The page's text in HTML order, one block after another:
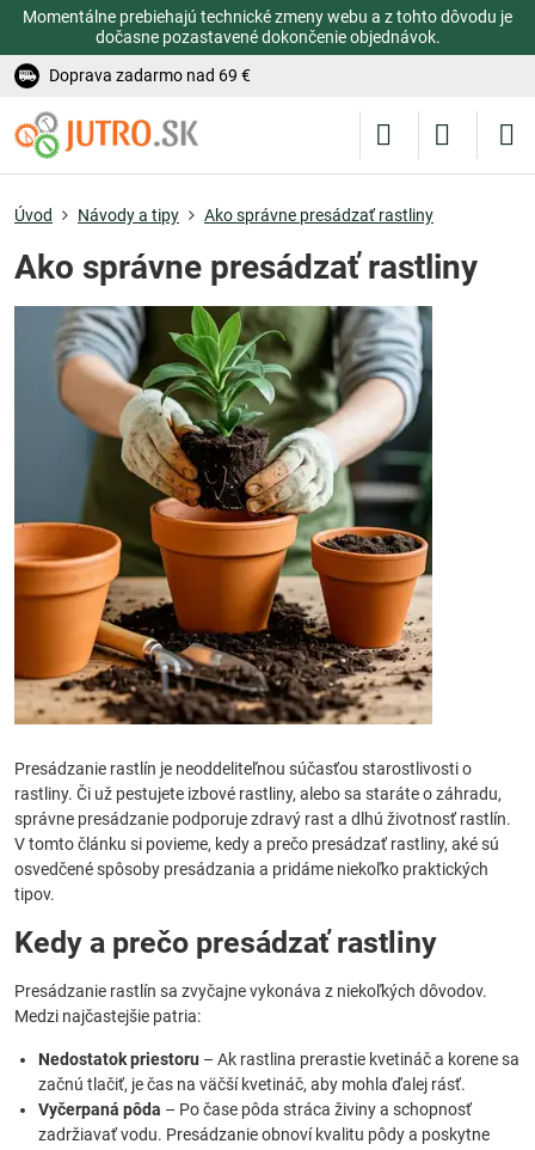
Momentálne prebiehajú technické zmeny webu a z tohto dôvodu je
dočasne pozastavené dokončenie objednávok.
Doprava zadarmo nad 69 €
Úvod Návody a tipy Ako správne presádzať rastliny
Ako správne presádzať rastliny
Presádzanie rastlín je neoddeliteľnou súčasťou starostlivosti o
rastliny. Či už pestujete izbové rastliny, alebo sa staráte o záhradu,
správne presádzanie podporuje zdravý rast a dlhú životnosť rastlín.
V tomto článku si povieme, kedy a prečo presádzať rastliny, aké sú
osvedčené spôsoby presádzania a pridáme niekoľko praktických
tipov.
Kedy a prečo presádzať rastliny
Presádzanie rastlín sa zvyčajne vykonáva z niekoľkých dôvodov.
Medzi najčastejšie patria:
Nedostatok priestoru – Ak rastlina prerastie kvetináč a korene sa
začnú tlačiť, je čas na väčší kvetináč, aby mohla ďalej rásť.
Vyčerpaná pôda – Po čase pôda stráca živiny a schopnosť
zadržiavať vodu. Presádzanie obnoví kvalitu pôdy a poskytne